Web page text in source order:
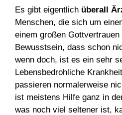
Es gibt eigentlich überall
Menschen, die sich um
einem großen
Bewusstsein, dass schon
wenn doch, ist es ein sehr
Lebensbedrohliche
passieren normalerweise
ist meistens Hilfe ganz in
was noch viel seltener ist,